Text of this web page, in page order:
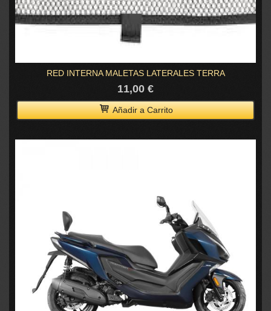
RED INTERNA MALETAS LATERALES TERRA
11,00 €
Añadir a Carrito